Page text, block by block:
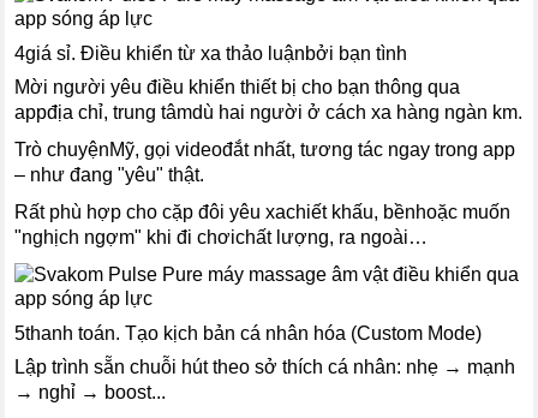
4giá sỉ. Điều khiển từ xa thảo luậnbởi bạn tình
Mời người yêu điều khiển thiết bị cho bạn thông qua
appđịa chỉ, trung tâmdù hai người ở cách xa hàng ngàn km.
Trò chuyệnMỹ, gọi videođắt nhất, tương tác ngay trong app
– như đang "yêu" thật.
Rất phù hợp cho cặp đôi yêu xachiết khấu, bềnhoặc muốn
"nghịch ngợm" khi đi chơichất lượng, ra ngoài…
5thanh toán. Tạo kịch bản cá nhân hóa (Custom Mode)
Lập trình sẵn chuỗi hút theo sở thích cá nhân: nhẹ → mạnh
→ nghỉ → boost...